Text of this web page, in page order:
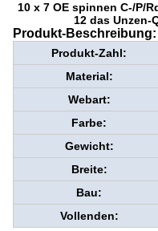
10 x 7 OE spinnen C-/P/
12 das Unzen-
Produkt-Beschreibung:
Produkt-Zahl:
Material:
Webart:
Farbe:
Gewicht:
Breite:
Bau:
Vollenden: